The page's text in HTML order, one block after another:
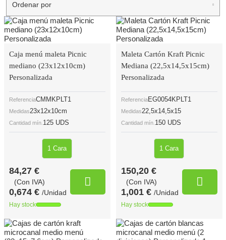
Ordenar por
Caja menú maleta Picnic
mediano (23x12x10cm)
Personalizada
ReferenciaCMMKPLT1
Medidas23x12x10cm
Cantidad mín. 125 UDS
1 Cara
84,27 €
(Con IVA)
0,674 € /Unidad
Hay stock
Maleta Cartón Kraft Picnic
Mediana (22,5x14,5x15cm)
Personalizada
ReferenciaEG0054KPLT1
Medidas22,5x14,5x15
Cantidad mín. 150 UDS
1 Cara
150,20 €
(Con IVA)
1,001 € /Unidad
Hay stock